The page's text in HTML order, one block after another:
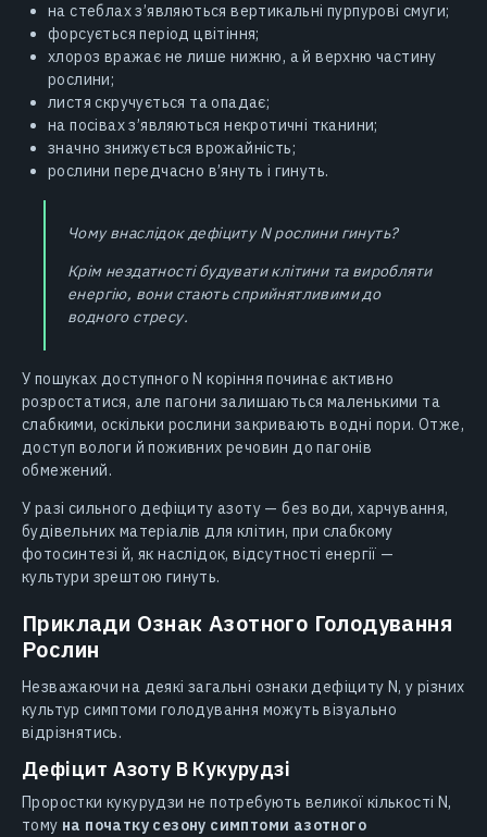
на стеблах з’являються вертикальні пурпурові смуги;
форсується період цвітіння;
хлороз вражає не лише нижню, а й верхню частину
рослини;
листя скручується та опадає;
на посівах з’являються некротичні тканини;
значно знижується врожайність;
рослини передчасно в’януть і гинуть.
Чому внаслідок дефіциту N рослини гинуть?
Крім нездатності будувати клітини та виробляти
енергію, вони стають сприйнятливими до
водного стресу.
У пошуках доступного N коріння починає активно
розростатися, але пагони залишаються маленькими та
слабкими, оскільки рослини закривають водні пори. Отже,
доступ вологи й поживних речовин до пагонів
обмежений.
У разі сильного дефіциту азоту — без води, харчування,
будівельних матеріалів для клітин, при слабкому
фотосинтезі й, як наслідок, відсутності енергії —
культури зрештою гинуть.
Приклади Ознак Азотного Голодування
Рослин
Незважаючи на деякі загальні ознаки дефіциту N, у різних
культур симптоми голодування можуть візуально
відрізнятись.
Дефіцит Азоту В Кукурудзі
Проростки кукурудзи не потребують великої кількості N,
тому на початку сезону симптоми азотного